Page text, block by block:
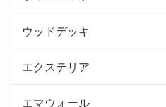
ウッドデッキ
エクステリア
エマウォール